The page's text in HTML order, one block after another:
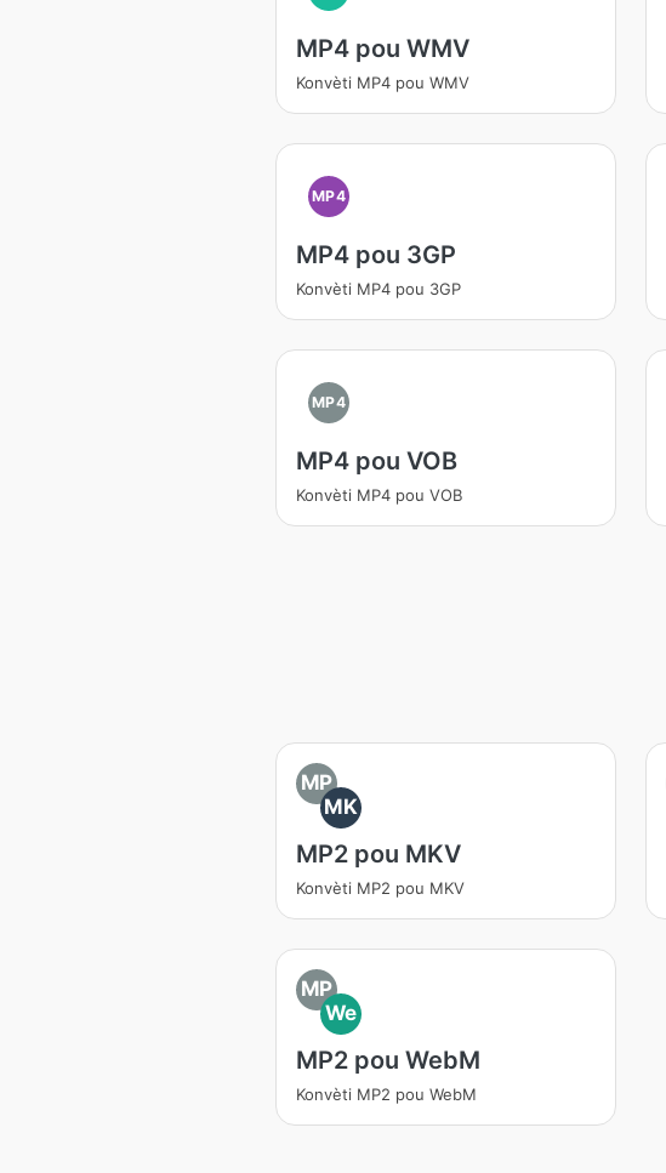
MP4 pou WMV
Konvèti MP4 pou WMV
MP4
MP4 pou 3GP
Konvèti MP4 pou 3GP
MP4
MP4 pou VOB
Konvèti MP4 pou VOB
MP
MK
MP2 pou MKV
Konvèti MP2 pou MKV
MP
We
MP2 pou WebM
Konvèti MP2 pou WebM